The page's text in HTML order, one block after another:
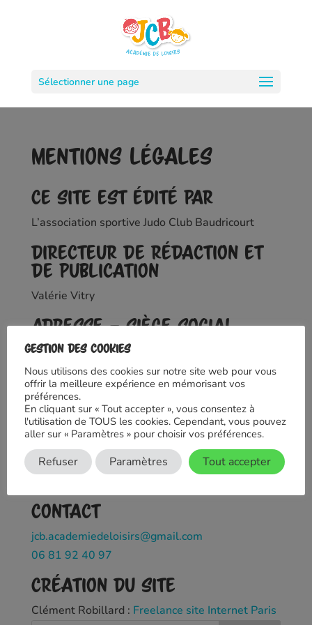
Sélectionner une page
Mentions Légales
Ce site est édité par
L’association sportive Judo Club Baudricourt
Directeur de rédaction et
de publication
Valérie Vitry
Adresse – Siège social
JCB – Judo Club Baudricourt
115 rue de Tolbiac
75013 PARIS
Hébergement du site
130 Avenue du Président Wilson
Contact
jcb.academiedeloisirs@gmail.com
06 81 92 40 97
Création du site
Clément Robillard : Freelance site Internet Paris
Gestion des cookies
Nous utilisons des cookies sur notre site web pour vous
offrir la meilleure expérience en mémorisant vos
préférences.
En cliquant sur « Tout accepter », vous consentez à
l'utilisation de TOUS les cookies. Cependant, vous pouvez
aller sur « Paramètres » pour choisir vos préférences.
Refuser Paramètres Tout accepter